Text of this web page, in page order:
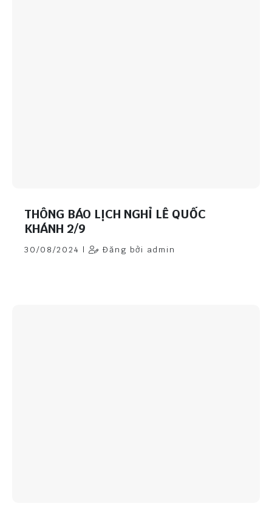
THÔNG BÁO LỊCH NGHỈ LỄ QUỐC
KHÁNH 2/9
30/08/2024 | Đăng bởi admin